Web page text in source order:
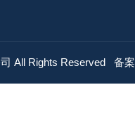
All Rights Reserved 备